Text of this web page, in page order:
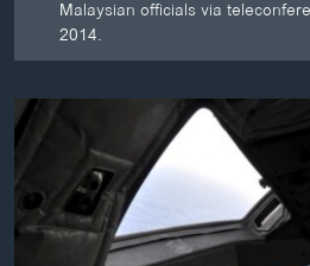
Malaysian officials via
2014.